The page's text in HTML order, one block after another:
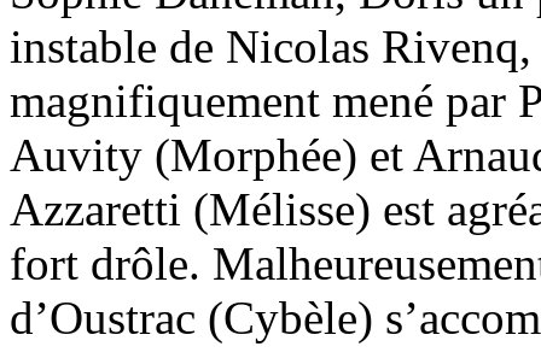
instable de Nicolas
magnifiquement mené par
Auvity (Morphée) et
Azzaretti (Mélisse) est
fort drôle.
d’Oustrac (Cybèle)